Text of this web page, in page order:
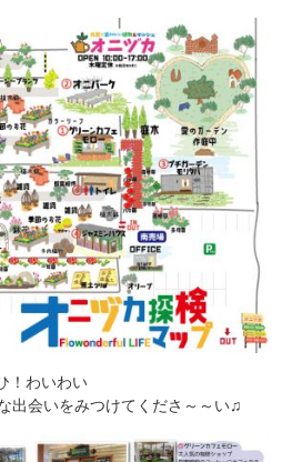
！わいわい
出会いをみつけてくださ～～い♫